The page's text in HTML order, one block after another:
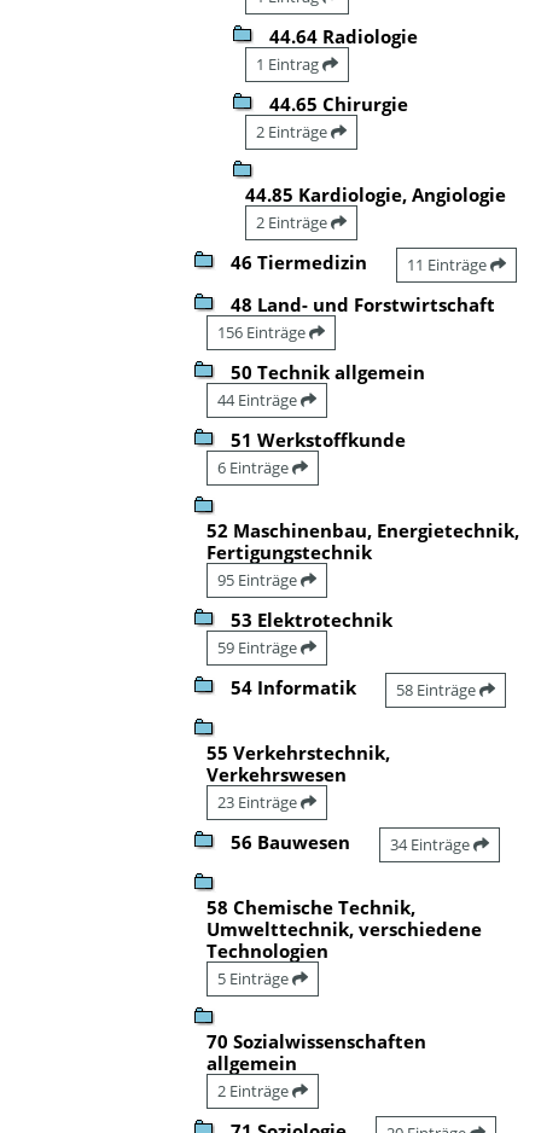
44.64 Radiologie
1 Eintrag
44.65 Chirurgie
2 Einträge
44.85 Kardiologie, Angiologie
2 Einträge
46 Tiermedizin 11 Einträge
48 Land- und Forstwirtschaft
156 Einträge
50 Technik allgemein
44 Einträge
51 Werkstoffkunde
6 Einträge
52 Maschinenbau, Energietechnik,
Fertigungstechnik
95 Einträge
53 Elektrotechnik
59 Einträge
54 Informatik 58 Einträge
55 Verkehrstechnik,
Verkehrswesen
23 Einträge
56 Bauwesen 34 Einträge
58 Chemische Technik,
Umwelttechnik, verschiedene
Technologien
5 Einträge
70 Sozialwissenschaften
allgemein
2 Einträge